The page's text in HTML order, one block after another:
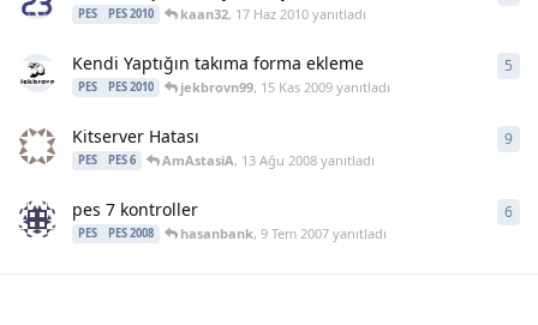
PES PES 2010 kaan32, 17 Haz 2010yanıtladı
Kendi Yaptığın takıma forma ekleme
PES PES 2010 jekbrovn99, 15 Kas 2009yanıtladı
5
Kitserver Hatası
PES PES 6 AmAstasiA, 13 Ağu 2008yanıtladı
9
pes 7 kontroller
PES PES 2008 hasanbank, 9 Tem 2007yanıtladı
6